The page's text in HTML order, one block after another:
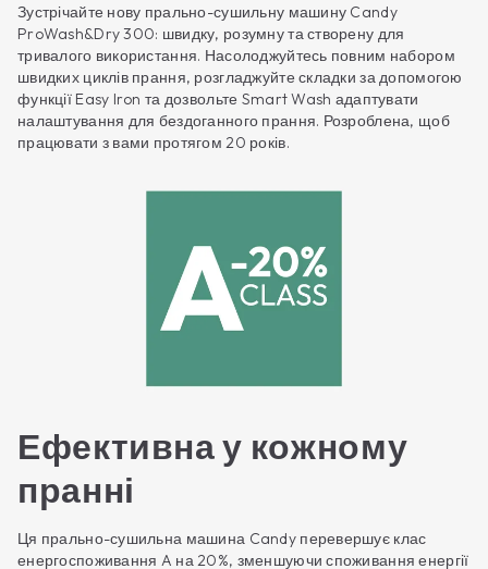
Зустрічайте нову прально-сушильну машину Candy
ProWash&Dry 300: швидку, розумну та створену для
тривалого використання. Насолоджуйтесь повним набором
швидких циклів прання, розгладжуйте складки за допомогою
функції Easy Iron та дозвольте Smart Wash адаптувати
налаштування для бездоганного прання. Розроблена, щоб
працювати з вами протягом 20 років.
Ефективна у кожному
пранні
Ця прально-сушильна машина Candy перевершує клас
енергоспоживання A на 20%, зменшуючи споживання енергії